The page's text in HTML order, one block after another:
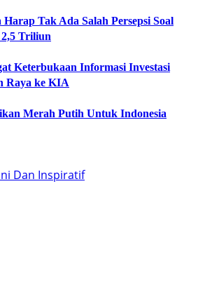
Tak Ada Salah Persepsi Soal
Triliun
Keterbukaan Informasi Investasi
Raya ke KIA
Merah Putih Untuk Indonesia